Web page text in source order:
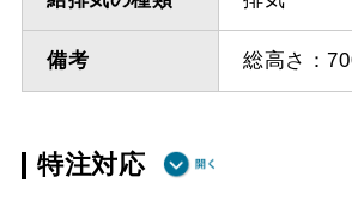
備考 総高さ：
特注対応